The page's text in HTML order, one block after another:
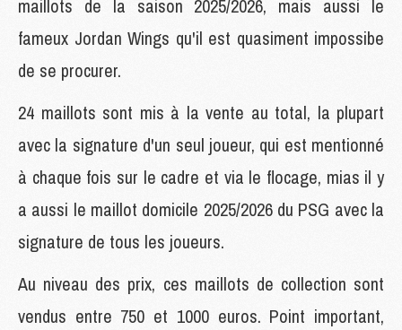
maillots de la saison 2025/2026, mais aussi le
fameux Jordan Wings qu'il est quasiment impossibe
de se procurer.
24 maillots sont mis à la vente au total, la plupart
avec la signature d'un seul joueur, qui est mentionné
à chaque fois sur le cadre et via le flocage, mias il y
a aussi le maillot domicile 2025/2026 du PSG avec la
signature de tous les joueurs.
Au niveau des prix, ces maillots de collection sont
vendus entre 750 et 1000 euros. Point important,